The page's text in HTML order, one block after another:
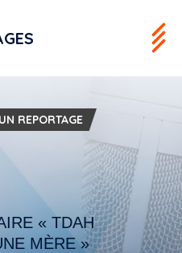
REPORTAGE
« TDAH
MÈRE »